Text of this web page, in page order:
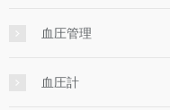
血圧管理
血圧計